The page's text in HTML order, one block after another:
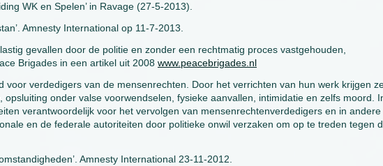
WK en Spelen’ in Ravage (27-5-2013).
Amnesty International op 11-7-2013.
gevallen door de politie en zonder een rechtmatig proces vastgehouden,
Brigades in een artikel uit 2008 www.peacebrigades.nl
voor verdedigers van de mensenrechten. Door het verrichten van hun werk krijgen
onder valse voorwendselen, fysieke aanvallen, intimidatie en zelfs moord.
verantwoordelijk voor het vervolgen van mensenrechtenverdedigers en in andere
en de federale autoriteiten door politieke onwil verzaken om op te treden tegen
Amnesty International 23-11-2012.